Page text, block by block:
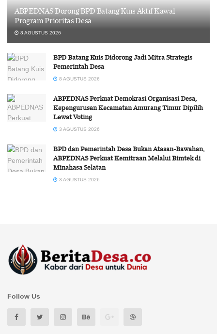
ABPEDNAS Dorong BPD Batang Kuis Aktif Kawal
Program Prioritas Desa
8 AGUSTUS 2026
BPD Batang Kuis Didorong Jadi Mitra Strategis
Pemerintah Desa
8 AGUSTUS 2026
ABPEDNAS Perkuat Demokrasi Organisasi Desa,
Kepengurusan Kecamatan Amurang Timur Dipilih
Lewat Voting
3 AGUSTUS 2026
BPD dan Pemerintah Desa Bukan Atasan-Bawahan,
ABPEDNAS Perkuat Kemitraan Melalui Bimtek di
Minahasa Selatan
3 AGUSTUS 2026
Follow Us